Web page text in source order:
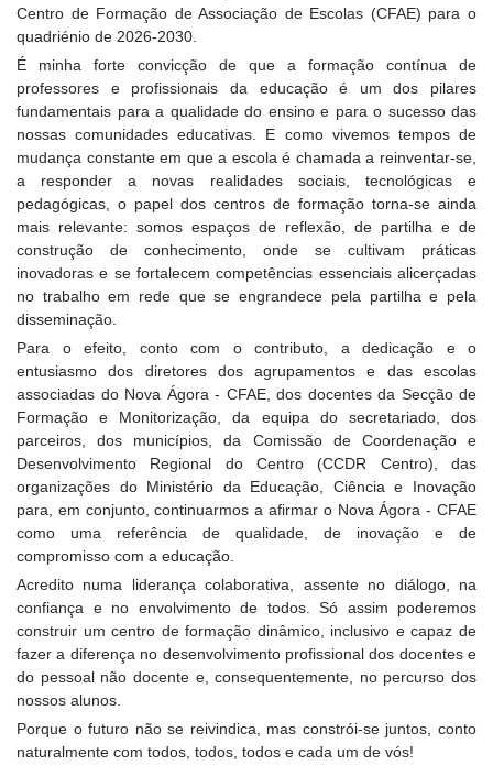
Centro de Formação de Associação de Escolas (CFAE) para o
quadriénio de 2026-2030.
É minha forte convicção de que a formação contínua de
professores e profissionais da educação é um dos pilares
fundamentais para a qualidade do ensino e para o sucesso das
nossas comunidades educativas. E como vivemos tempos de
mudança constante em que a escola é chamada a reinventar-se,
a responder a novas realidades sociais, tecnológicas e
pedagógicas, o papel dos centros de formação torna-se ainda
mais relevante: somos espaços de reflexão, de partilha e de
construção de conhecimento, onde se cultivam práticas
inovadoras e se fortalecem competências essenciais alicerçadas
no trabalho em rede que se engrandece pela partilha e pela
disseminação.
Para o efeito, conto com o contributo, a dedicação e o
entusiasmo dos diretores dos agrupamentos e das escolas
associadas do Nova Ágora - CFAE, dos docentes da Secção de
Formação e Monitorização, da equipa do secretariado, dos
parceiros, dos municípios, da Comissão de Coordenação e
Desenvolvimento Regional do Centro (CCDR Centro), das
organizações do Ministério da Educação, Ciência e Inovação
para, em conjunto, continuarmos a afirmar o Nova Ágora - CFAE
como uma referência de qualidade, de inovação e de
compromisso com a educação.
Acredito numa liderança colaborativa, assente no diálogo, na
confiança e no envolvimento de todos. Só assim poderemos
construir um centro de formação dinâmico, inclusivo e capaz de
fazer a diferença no desenvolvimento profissional dos docentes e
do pessoal não docente e, consequentemente, no percurso dos
nossos alunos.
Porque o futuro não se reivindica, mas constrói-se juntos, conto
naturalmente com todos, todos, todos e cada um de vós!